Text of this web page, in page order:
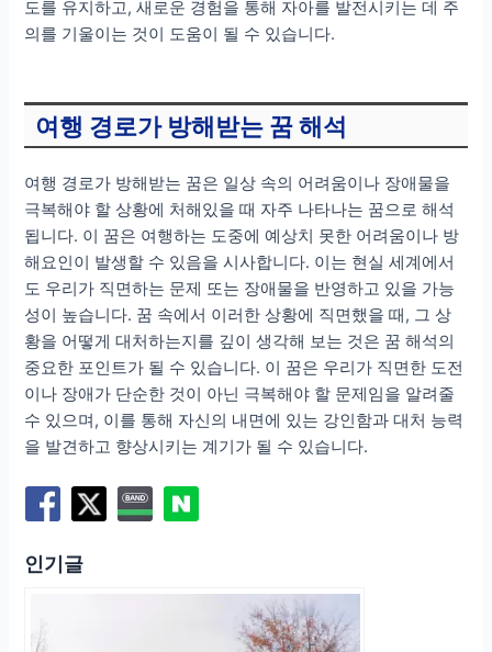
도를 유지하고, 새로운 경험을 통해 자아를 발전시키는 데 주
의를 기울이는 것이 도움이 될 수 있습니다.
여행 경로가 방해받는 꿈 해석
여행 경로가 방해받는 꿈은 일상 속의 어려움이나 장애물을
극복해야 할 상황에 처해있을 때 자주 나타나는 꿈으로 해석
됩니다. 이 꿈은 여행하는 도중에 예상치 못한 어려움이나 방
해요인이 발생할 수 있음을 시사합니다. 이는 현실 세계에서
도 우리가 직면하는 문제 또는 장애물을 반영하고 있을 가능
성이 높습니다. 꿈 속에서 이러한 상황에 직면했을 때, 그 상
황을 어떻게 대처하는지를 깊이 생각해 보는 것은 꿈 해석의
중요한 포인트가 될 수 있습니다. 이 꿈은 우리가 직면한 도전
이나 장애가 단순한 것이 아닌 극복해야 할 문제임을 알려줄
수 있으며, 이를 통해 자신의 내면에 있는 강인함과 대처 능력
을 발견하고 향상시키는 계기가 될 수 있습니다.
인기글